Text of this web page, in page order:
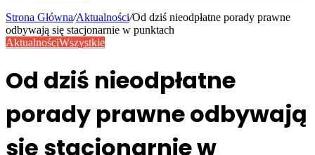
Strona Główna/Aktualności/Od dziś nieodpłatne porady prawne
odbywają się stacjonarnie w punktach
AktualnościWszystkie
Od dziś nieodpłatne
porady prawne odbywają
się stacjonarnie w